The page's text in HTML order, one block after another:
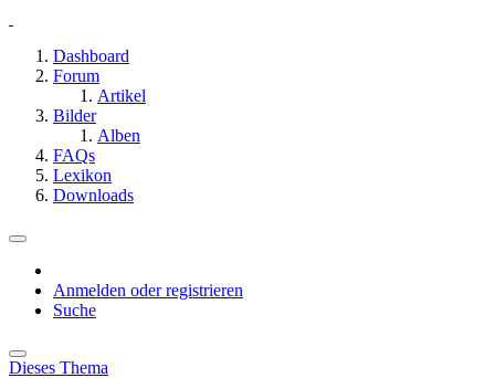
Dashboard
Forum
Artikel
Bilder
Alben
FAQs
Lexikon
Downloads
Anmelden oder registrieren
Suche
Dieses Thema